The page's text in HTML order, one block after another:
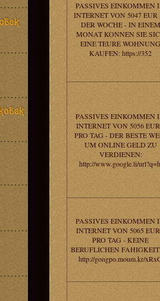
PASSIVES EINKOMMEN
INTERNET VON 5047 EUR
DER WOCHE - IN EINEM
MONAT KONNEN SIE
EINE TEURE WOHNUNG
KAUFEN: https://352
PASSIVES EINKOMMEN
INTERNET VON 5056
PRO TAG - DER BESTE
UM ONLINE GELD ZU
VERDIENEN:
http://www.google.li/
PASSIVES EINKOMMEN
INTERNET VON 5065
PRO TAG - KEINE
BERUFLICHEN
http://gongpo.moum.kr/